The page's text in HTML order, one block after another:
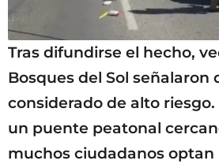
Tras difundirse el hecho,
Bosques del Sol señalaron
considerado de alto
un puente peatonal
muchos ciudadanos optan